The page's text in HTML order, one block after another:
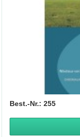
Best.-Nr.: 255